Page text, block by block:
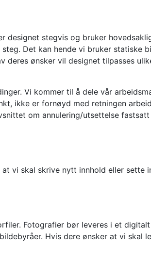
designet stegvis og bruker
Det kan hende vi bruker statiske
deres ønsker vil designet tilpasses
Vi kommer til å dele vår
ikke er fornøyd med retningen
om annulering/utsettelse fastsatt
vi skal skrive nytt innhold eller sette
Fotografier bør leveres i et digitalt
Hvis dere ønsker at vi skal